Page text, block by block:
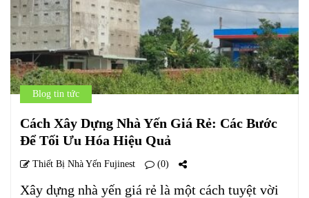
Blog tin tức
Cách Xây Dựng Nhà Yến Giá Rẻ: Các Bước
Để Tối Ưu Hóa Hiệu Quả
Thiết Bị Nhà Yến Fujinest (0)
Xây dựng nhà yến giá rẻ là một cách tuyệt vời